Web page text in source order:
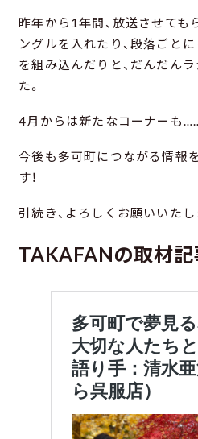
昨年から1年間、放送させても
ングルを入れたり、段落ごと
を組み込んだりと、だんだん
た。
4月からは新たなコーナーも
今後も多可町につながる情報
す！
引続き、よろしくお願いいたし
TAKAFANの取材記